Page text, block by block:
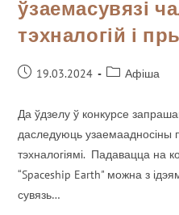
ўзаемасувязі
тэхналогій і
19.03.2024 Афіша
Да ўдзелу ў конкурсе
даследуюць узаемаадносіны
тэхналогіямі. Падавацца на
“Spaceship Earth" можна з
сувязь…